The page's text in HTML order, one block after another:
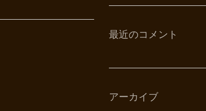
最近のコメント
アーカイブ